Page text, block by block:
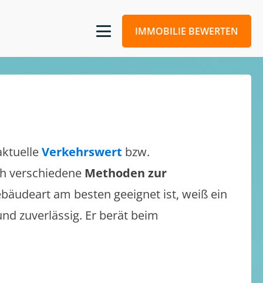
IMMOBILIE BEWERTEN
Verkehrswert bzw.
verschiedene Methoden zur
am besten geeignet ist, weiß ein
zuverlässig. Er berät beim